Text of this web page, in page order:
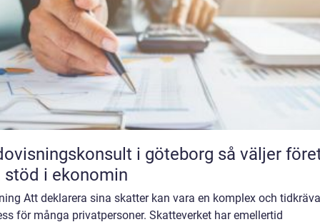
i göteborg så väljer företag
stöd i ekonomin
Att deklarera sina skatter kan vara en komplex och
för många privatpersoner. Skatteverket har emellertid